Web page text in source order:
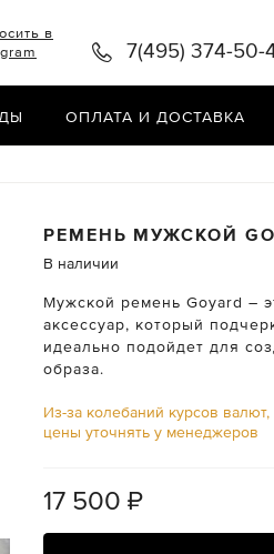
в
7(495) 374-50-
ОПЛАТА И ДОСТАВКА
РЕМЕНЬ МУЖСКОЙ
В наличии
Мужской ремень Goyard –
аксессуар, который
идеально подойдет для
образа.
Из-за колебаний курсов
цены уточнять у менеджеров
17 500 ₽